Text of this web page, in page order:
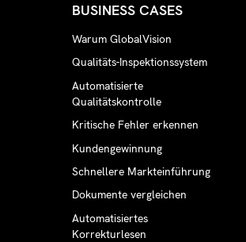
BUSINESS CASES
Warum GlobalVision
Qualitäts-Inspektionssystem
Automatisierte
Qualitätskontrolle
Kritische Fehler erkennen
Kundengewinnung
Schnellere Markteinführung
Dokumente vergleichen
Automatisiertes
Korrekturlesen